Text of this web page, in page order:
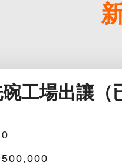
工場出讓（
500,000